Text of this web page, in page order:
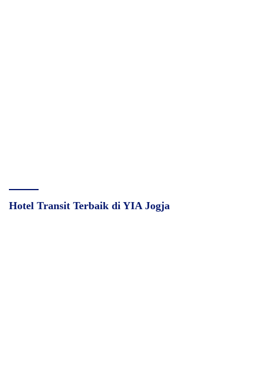
Hotel Transit Terbaik di YIA Jogja